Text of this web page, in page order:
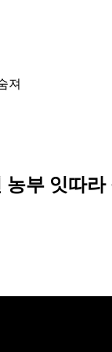
져
농부 잇따라